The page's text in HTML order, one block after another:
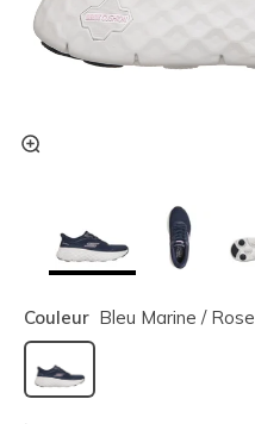
Couleur Bleu Marine / Rose
sélectionné